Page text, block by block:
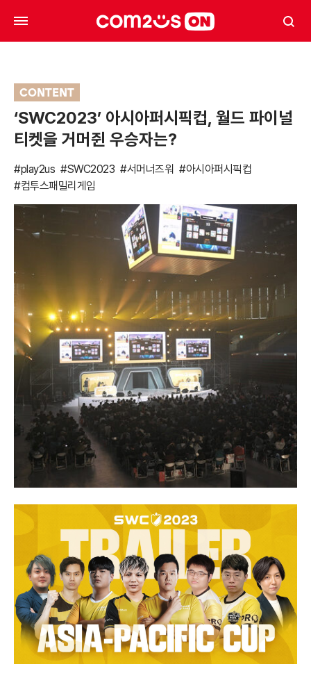
CONTENT
‘SWC2023’ 아시아퍼시픽컵, 월드 파이널
티켓을 거머쥔 우승자는?
#play2us #SWC2023 #서머너즈워 #아시아퍼시픽컵
#컴투스패밀리게임